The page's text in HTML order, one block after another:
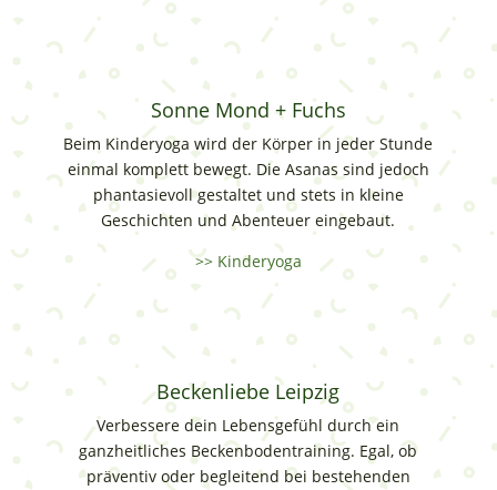
Sonne Mond + Fuchs
Beim Kinderyoga wird der Körper in jeder Stunde
einmal komplett bewegt. Die Asanas sind jedoch
phantasievoll gestaltet und stets in kleine
Geschichten und Abenteuer eingebaut.
>> Kinderyoga
Beckenliebe Leipzig
Verbessere dein Lebensgefühl durch ein
ganzheitliches Beckenbodentraining. Egal, ob
präventiv oder begleitend bei bestehenden